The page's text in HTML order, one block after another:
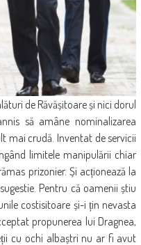
de Răvășitoare și nici dorul
să amâne nominalizarea
mai crudă. Inventat de servicii
limitele manipulării chiar
prizonier. Și acționează la
Pentru că oamenii știu
costisitoare și-i țin nevasta
propunerea lui Dragnea,
cu ochi albaștri nu ar fi avut